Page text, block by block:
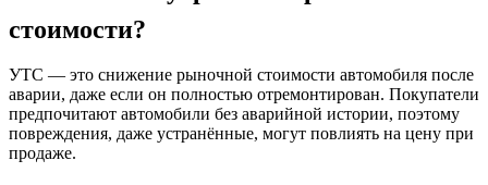
стоимости?
УТС — это снижение рыночной стоимости автомобиля после
аварии, даже если он полностью отремонтирован. Покупатели
предпочитают автомобили без аварийной истории, поэтому
повреждения, даже устранённые, могут повлиять на цену при
продаже.